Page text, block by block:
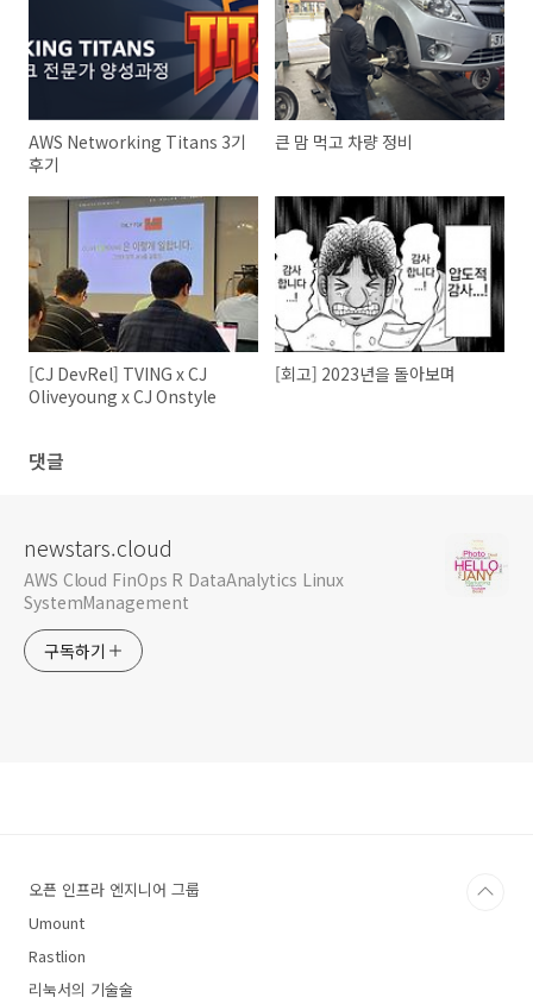
AWS Networking Titans 3기
후기
큰 맘 먹고 차량 정비
[CJ DevRel] TVING x CJ
Oliveyoung x CJ Onstyle
[회고] 2023년을 돌아보며
댓글
newstars.cloud
AWS Cloud FinOps R DataAnalytics Linux
SystemManagement
구독하기
오픈 인프라 엔지니어 그룹
Umount
Rastlion
리눅서의 기술술